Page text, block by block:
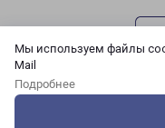
Мы используем файлы
Mail
Подробнее